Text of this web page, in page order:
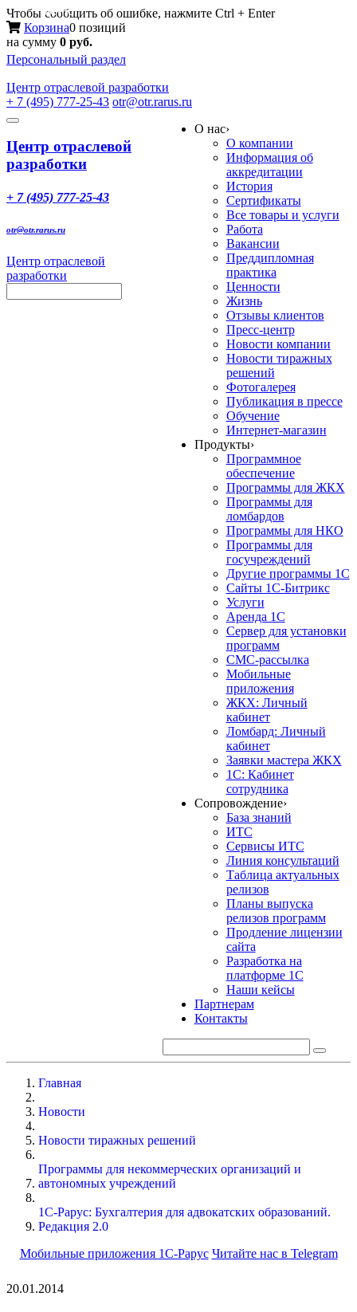
Чтобы сообщить об ошибке, нажмите Ctrl + Enter
Корзина0 позиций
на сумму 0 руб.
Персональный раздел
Центр отраслевой разработки
+ 7 (495) 777-25-43 otr@otr.rarus.ru
Toggle
Меню
Центр отраслевой
разработки
+ 7 (495) 777-25-43
otr@otr.rarus.ru
Центр отраслевой
разработки
О нас›
О компании
Информация об
аккредитации
История
Сертификаты
Все товары и услуги
Работа
Вакансии
Преддипломная
практика
Ценности
Жизнь
Отзывы клиентов
Пресс-центр
Новости компании
Новости тиражных
решений
Фотогалерея
Публикация в прессе
Обучение
Интернет-магазин
Продукты›
Программное
обеспечение
Программы для ЖКХ
Программы для
ломбардов
Программы для НКО
Программы для
госучреждений
Другие программы 1С
Сайты 1С-Битрикс
Услуги
Аренда 1С
Сервер для установки
программ
СМС-рассылка
Мобильные
приложения
ЖКХ: Личный
кабинет
Ломбард: Личный
кабинет
Заявки мастера ЖКХ
1С: Кабинет
сотрудника
Сопровождение›
База знаний
ИТС
Сервисы ИТС
Линия консультаций
Таблица актуальных
релизов
Планы выпуска
релизов программ
Продление лицензии
сайта
Разработка на
платформе 1С
Наши кейсы
Партнерам
Контакты
Главная
Новости
Новости тиражных решений
Программы для некоммерческих организаций и
автономных учреждений
1С-Рарус: Бухгалтерия для адвокатских образований.
Редакция 2.0
Мобильные приложения 1С-Рарус Читайте нас в Telegram
20.01.2014